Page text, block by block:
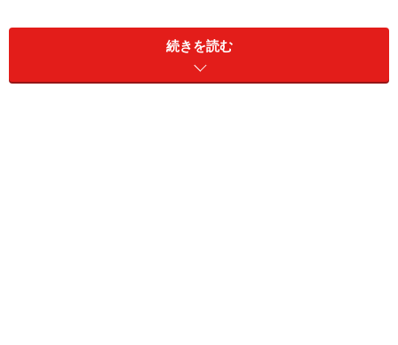
速い呼吸をして、交感神経を刺激すると効果的です。一
回でも深い呼吸をすることで、自律神経のバランスが変
化し、体は変わります。緊張したときや焦ったときは、
続きを読む